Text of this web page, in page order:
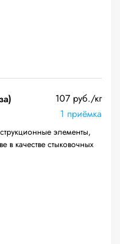
107 руб./кг
1 приёмка
элементы,
в качестве стыковочных